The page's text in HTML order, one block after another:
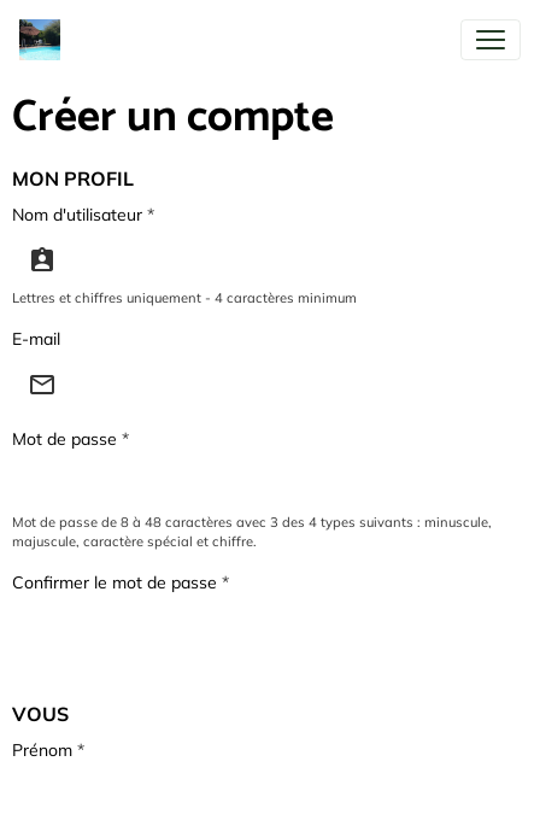
Créer un compte
MON PROFIL
Nom d'utilisateur
Lettres et chiffres uniquement - 4 caractères minimum
E-mail
Mot de passe
Mot de passe de 8 à 48 caractères avec 3 des 4 types suivants : minuscule,
majuscule, caractère spécial et chiffre.
Confirmer le mot de passe
VOUS
Prénom